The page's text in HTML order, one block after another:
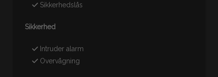
Sikkerhedslås
Sikkerhed
Intruder alarm
Overvågning